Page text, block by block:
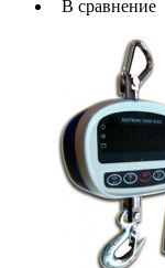
В сравнение